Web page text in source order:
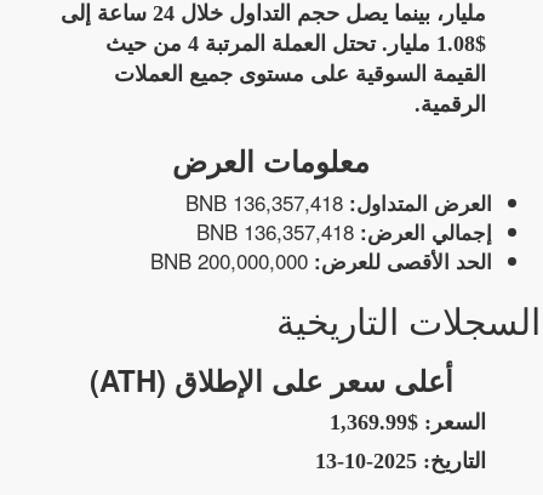
مليار، بينما يصل حجم التداول خلال 24 ساعة إلى
$1.08 مليار. تحتل العملة المرتبة 4 من حيث
القيمة السوقية على مستوى جميع العملات
الرقمية.
معلومات العرض
العرض المتداول: 136,357,418 BNB
إجمالي العرض: 136,357,418 BNB
الحد الأقصى للعرض: 200,000,000 BNB
السجلات التاريخية
أعلى سعر على الإطلاق (ATH)
السعر: $1,369.99
التاريخ: 2025-10-13